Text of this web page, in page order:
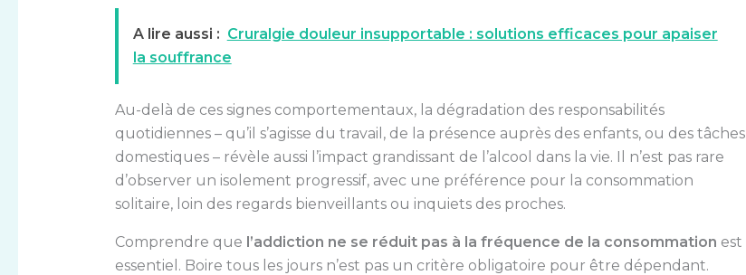
A lire aussi : Cruralgie douleur insupportable : solutions efficaces pour apaiser
la souffrance
Au-delà de ces signes comportementaux, la dégradation des responsabilités
quotidiennes – qu’il s’agisse du travail, de la présence auprès des enfants, ou des tâches
domestiques – révèle aussi l’impact grandissant de l’alcool dans la vie. Il n’est pas rare
d’observer un isolement progressif, avec une préférence pour la consommation
solitaire, loin des regards bienveillants ou inquiets des proches.
Comprendre que l’addiction ne se réduit pas à la fréquence de la consommation est
essentiel. Boire tous les jours n’est pas un critère obligatoire pour être dépendant.